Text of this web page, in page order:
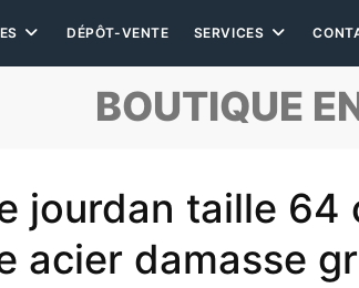
DÉPÔT-VENTE SERVICES
BOUTIQUE
jourdan taille 64
acier damasse